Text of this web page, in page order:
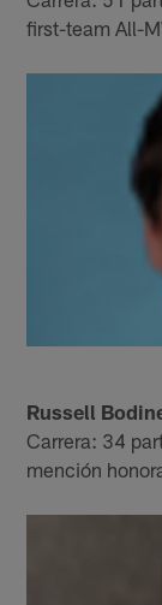
first-team All-
Russell
Carrera: 34
mención